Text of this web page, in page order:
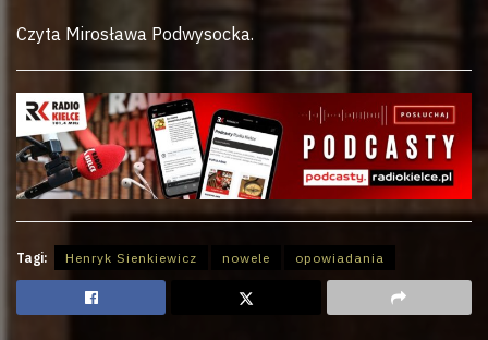
Czyta Mirosława Podwysocka.
Tagi: Henryk Sienkiewicz nowele opowiadania